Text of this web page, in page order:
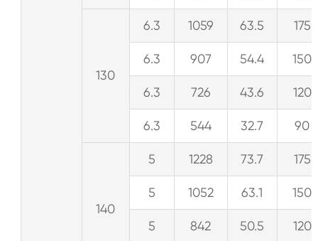
130
6.3 1059 63.5 175
6.3 907 54.4 150
6.3 726 43.6 120
6.3 544 32.7 90
140
5 1228 73.7 175
5 1052 63.1 150
5 842 50.5 120